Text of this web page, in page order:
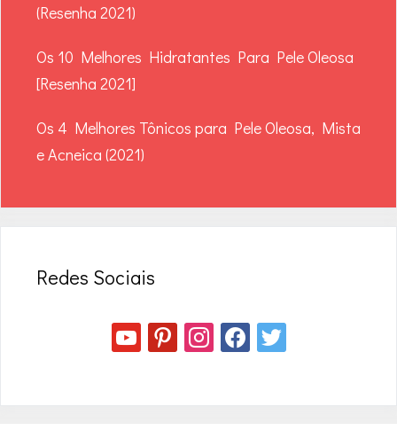
(Resenha 2021)
Os 10 Melhores Hidratantes Para Pele Oleosa
[Resenha 2021]
Os 4 Melhores Tônicos para Pele Oleosa, Mista
e Acneica (2021)
Redes Sociais
youtubepinterestinstagramfacebook
twitter